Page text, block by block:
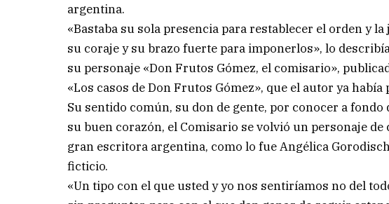
argentina.
«Bastaba su sola presencia para restablecer el orden y
su coraje y su brazo fuerte para imponerlos», lo
su personaje «Don Frutos Gómez, el comisario»,
«Los casos de Don Frutos Gómez», que el autor ya
Su sentido común, su don de gente, por conocer a
su buen corazón, el Comisario se volvió un personaje
gran escritora argentina, como lo fue Angélica
ficticio.
«Un tipo con el que usted y yo nos sentiríamos no del